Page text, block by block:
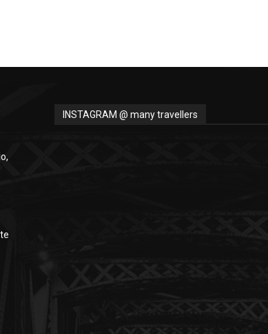
INSTAGRAM @ many travellers